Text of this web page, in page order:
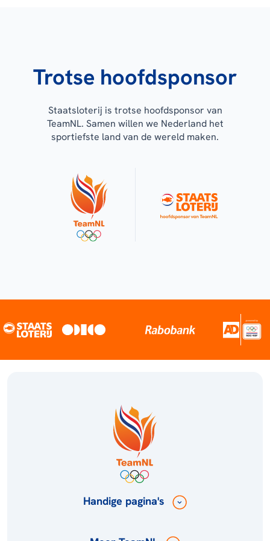
Trotse hoofdsponsor
Staatsloterij is trotse hoofdsponsor van
TeamNL. Samen willen we Nederland het
sportiefste land van de wereld maken.
Handige pagina's